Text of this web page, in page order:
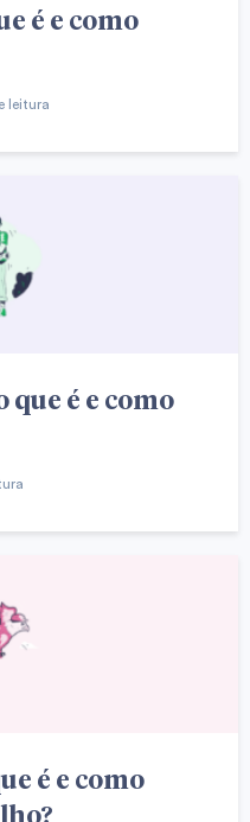
é e como
leitura
que é e como
é e como